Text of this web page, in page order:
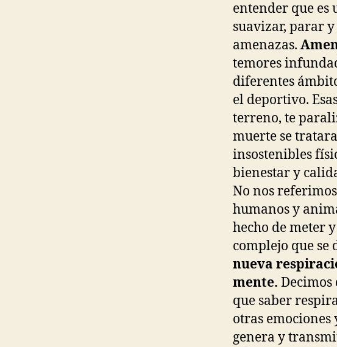
entender que
suavizar, parar
amenazas.
temores
diferentes
el deportivo.
terreno, te
muerte se
insostenibles
bienestar y
No nos
humanos y
hecho de meter
complejo que
nueva
mente.
que saber
otras
genera y